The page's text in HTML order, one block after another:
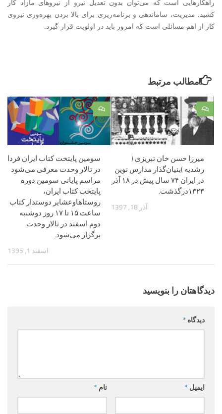
راهکارهایی است که می‌توان بدون تعدیل نیرو از نیروهای مازاد کار
کشید. مدیریت، ساماندهی و برنامه‌ریزی برای بالا بردن بهره‌وری نیروی
کار از اهم مسائلی است که امروز باید در اولویت قرار گیرد.
مطالب مرتبط
۰
سومین پایتخت کتاب ایران فردا
در تالار وحدت معرفی می‌شود
مراسم پایانی سومین دوره‌
پایتخت کتاب ایران،
روستاهاوعشایر دوستدار کتاب
ساعت ۱۵ تا ۱۷ روز دوشنبه
دوم اسفند در تالار وحدت
برگزار می‌شود.
اسفند 1, 1395
۰
میرزا حسن خان تبریزی (
رشدیه )بنیان‌گذار مدارس نوین
در ایران ۷۴ سال پیش در ۱۸ آذر
۱۳۲۳درگذشت.
آذر 18, 1397
دیدگاهتان را بنویسید
دیدگاه *
نام * ایمیل *